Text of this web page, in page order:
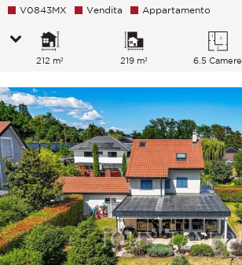
V0843MX Vendita Appartamento
212 m² 219 m² 6.5 Camere